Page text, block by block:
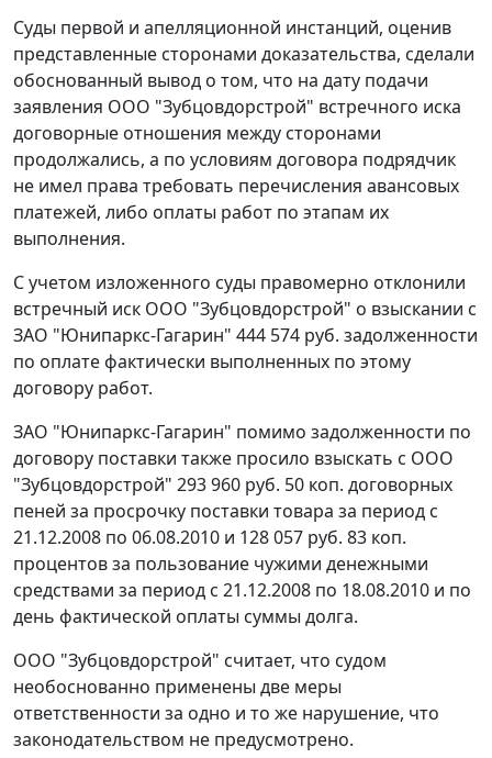
Суды первой и апелляционной инстанций, оценив
представленные сторонами доказательства, сделали
обоснованный вывод о том, что на дату подачи
заявления ООО "Зубцовдорстрой" встречного иска
договорные отношения между сторонами
продолжались, а по условиям договора подрядчик
не имел права требовать перечисления авансовых
платежей, либо оплаты работ по этапам их
выполнения.
С учетом изложенного суды правомерно отклонили
встречный иск ООО "Зубцовдорстрой" о взыскании с
ЗАО "Юнипаркс-Гагарин" 444 574 руб. задолженности
по оплате фактически выполненных по этому
договору работ.
ЗАО "Юнипаркс-Гагарин" помимо задолженности по
договору поставки также просило взыскать с ООО
"Зубцовдорстрой" 293 960 руб. 50 коп. договорных
пеней за просрочку поставки товара за период с
21.12.2008 по 06.08.2010 и 128 057 руб. 83 коп.
процентов за пользование чужими денежными
средствами за период с 21.12.2008 по 18.08.2010 и по
день фактической оплаты суммы долга.
ООО "Зубцовдорстрой" считает, что судом
необоснованно применены две меры
ответственности за одно и то же нарушение, что
законодательством не предусмотрено.